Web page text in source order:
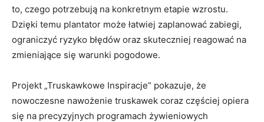
to, czego potrzebują na konkretnym etapie wzrostu.
Dzięki temu plantator może łatwiej zaplanować zabiegi,
ograniczyć ryzyko błędów oraz skuteczniej reagować na
zmieniające się warunki pogodowe.
Projekt „Truskawkowe Inspiracje” pokazuje, że
nowoczesne nawożenie truskawek coraz częściej opiera
się na precyzyjnych programach żywieniowych